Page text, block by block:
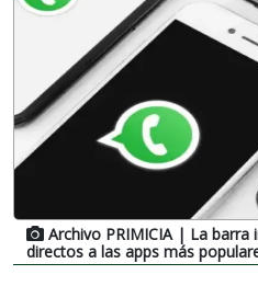
Archivo PRIMICIA | La barra
directos a las apps más